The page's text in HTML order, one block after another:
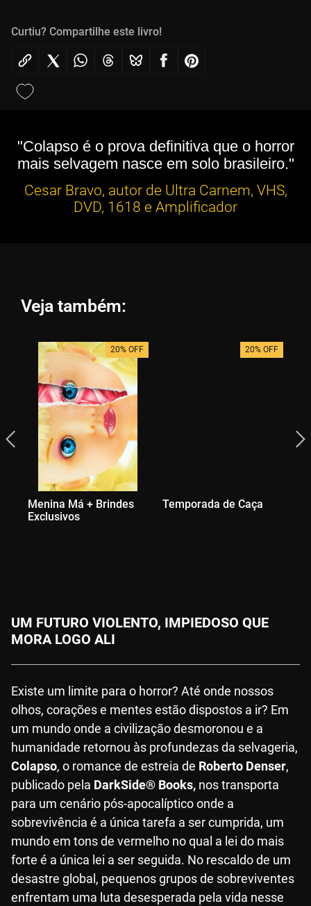
Curtiu? Compartilhe este livro!
"Colapso é o prova definitiva que o horror
mais selvagem nasce em solo brasileiro."
Cesar Bravo, autor de Ultra Carnem, VHS,
DVD, 1618 e Amplificador
Veja também:
20% OFF
Menina Má + Brindes
Exclusivos
20% OFF
Temporada de Caça
UM FUTURO VIOLENTO, IMPIEDOSO QUE
MORA LOGO ALI
Existe um limite para o horror? Até onde nossos
olhos, corações e mentes estão dispostos a ir? Em
um mundo onde a civilização desmoronou e a
humanidade retornou às profundezas da selvageria,
Colapso, o romance de estreia de Roberto Denser,
publicado pela DarkSide® Books, nos transporta
para um cenário pós-apocalíptico onde a
sobrevivência é a única tarefa a ser cumprida, um
mundo em tons de vermelho no qual a lei do mais
forte é a única lei a ser seguida. No rescaldo de um
desastre global, pequenos grupos de sobreviventes
enfrentam uma luta desesperada pela vida nesse